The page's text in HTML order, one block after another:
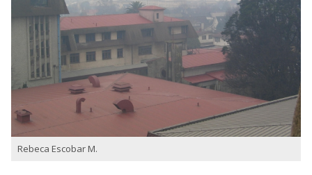
Rebeca Escobar M.